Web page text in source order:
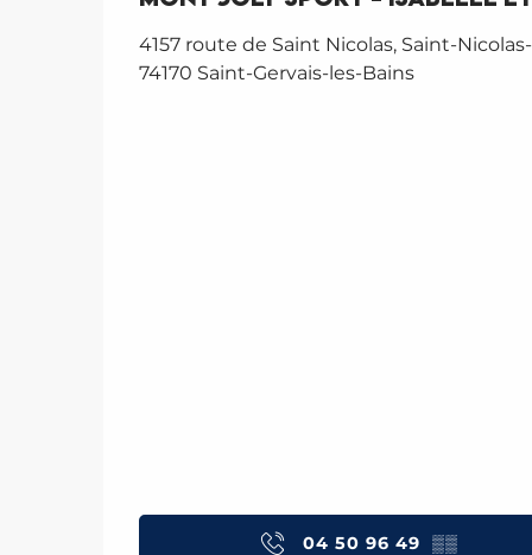
4157 route de Saint Nicolas, Saint-
74170 Saint-Gervais-les-Bains
04 50 96 49 ▒▒